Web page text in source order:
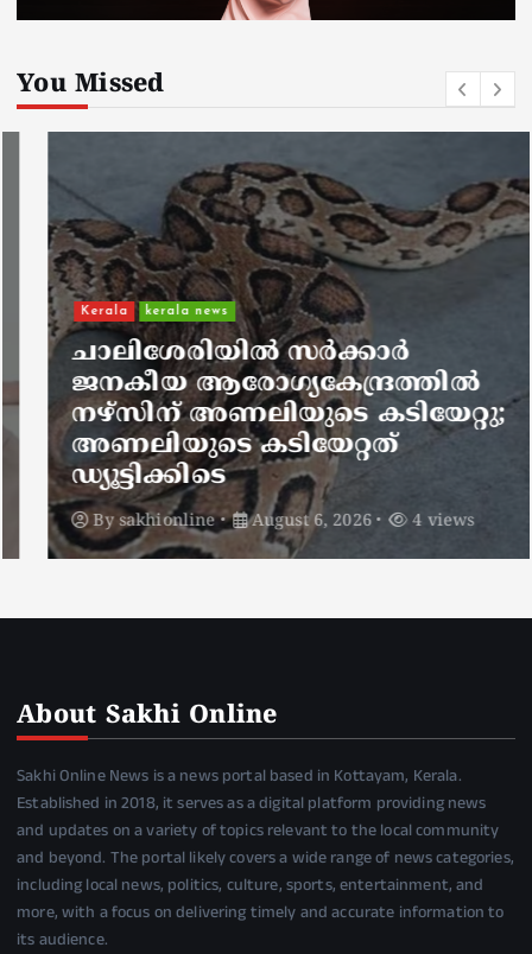
You Missed
Kerala kerala news
ചാലിശേരിയില്‍ സര്‍ക്കാര്‍
ജനകീയ ആരോഗ്യകേന്ദ്രത്തില്‍
നഴ്സിന് അണലിയുടെ കടിയേറ്റു;
അണലിയുടെ കടിയേറ്റത്
ഡ്യൂട്ടിക്കിടെ
Bysakhionline August 6, 2026 4 views
About Sakhi Online
Sakhi Online News is a news portal based in Kottayam, Kerala.
Established in 2018, it serves as a digital platform providing news
and updates on a variety of topics relevant to the local community
and beyond. The portal likely covers a wide range of news categories,
including local news, politics, culture, sports, entertainment, and
more, with a focus on delivering timely and accurate information to
its audience.